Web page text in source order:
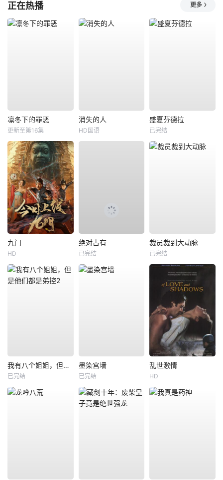
正在热播 更多
凛冬下的罪恶
更新至第16集
消失的人
HD国语
盛夏芬德拉
已完结
九门
HD
绝对占有
已完结
裁员裁到大动脉
已完结
我有八个姐姐，但是他们都是弟控2
已完结
墨染宫墙
已完结
乱世激情
HD